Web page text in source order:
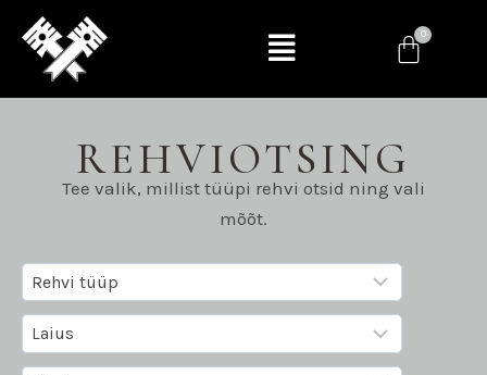
REHVIOTSING
Tee valik, millist tüüpi rehvi otsid ning vali
mõõt.